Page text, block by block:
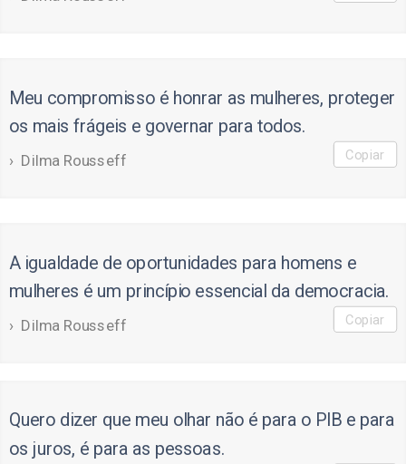
Meu compromisso é honrar as mulheres, proteger
os mais frágeis e governar para todos.
Dilma Rousseff Copiar
A igualdade de oportunidades para homens e
mulheres é um princípio essencial da democracia.
Dilma Rousseff Copiar
Quero dizer que meu olhar não é para o PIB e para
os juros, é para as pessoas.